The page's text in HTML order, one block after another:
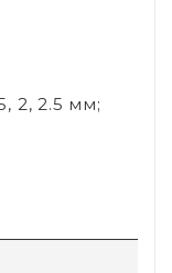
2, 2.5 мм;